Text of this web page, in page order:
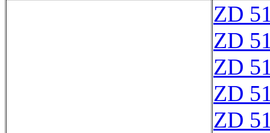
ZD
ZD
ZD
ZD
ZD